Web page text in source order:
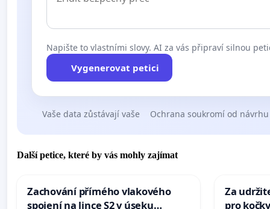
Napište to vlastními slovy. AI za vás připraví silnou
Vygenerovat petici
Vaše data zůstávají vaše Ochrana soukromí od návrhu
Další petice, které by vás mohly zajímat
Zachování přímého vlakového
spojení na lince S2 v úseku
Za
pro